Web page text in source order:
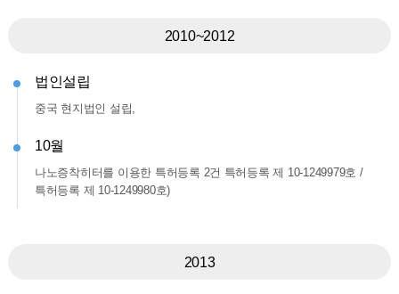
2010~2012
법인설립
중국 현지법인 설립,
10월
나노증착히터를 이용한 특허등록 2건 특허등록 제 10-1249979호 /
특허등록 제 10-1249980호)
2013